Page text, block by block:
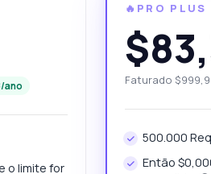
ano
o limite for
🔥PRO PLUS
Faturado
500.000
Então